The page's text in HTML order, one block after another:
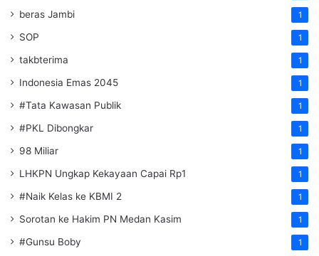
beras Jambi 1
SOP 1
takbterima 1
Indonesia Emas 2045 1
#Tata Kawasan Publik 1
#PKL Dibongkar 1
98 Miliar 1
LHKPN Ungkap Kekayaan Capai Rp1 1
#Naik Kelas ke KBMI 2 1
Sorotan ke Hakim PN Medan Kasim 1
#Gunsu Boby 1